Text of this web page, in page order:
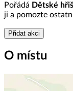
Pořádá Dětské
ji a pomozte
Přidat akci
O místu